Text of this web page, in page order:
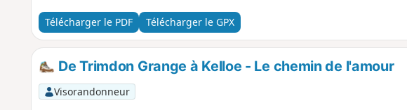
Télécharger le PDF Télécharger le GPX
De Trimdon Grange à Kelloe - Le chemin de l'amour
Visorandonneur